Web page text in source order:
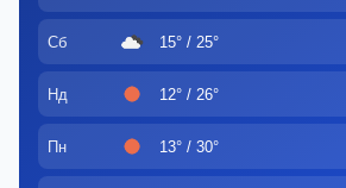
Сб 15° / 25°
Нд 12° / 26°
Пн 13° / 30°